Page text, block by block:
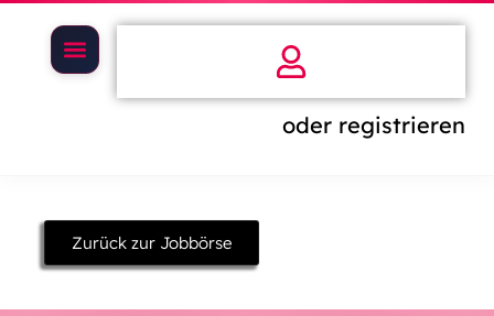
oder registrieren
Zurück zur Jobbörse